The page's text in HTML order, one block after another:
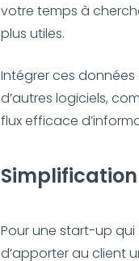
votre temps à
plus utiles.
Intégrer ces données
d’autres logiciels,
flux efficace
Pour une start-up
d’apporter au client